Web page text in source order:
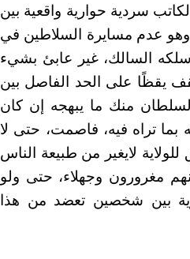
سردية حوارية واقعية بين
وهو عدم مسايرة السلاطين في
السالك، غير عابئ بشيء
يقظًا على الحد الفاصل بين
منك ما يبهجه إن كان
بما تراه فيه، فاصمت، حتى لا
لايغير من طبيعة الناس
مغرورون وجهلاء، حتى ولو
بين شخصين تعضد من هذا